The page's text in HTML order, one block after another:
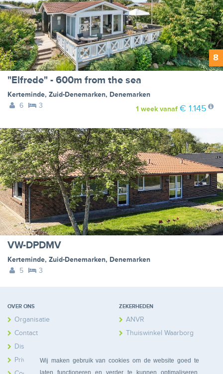
Wij maken gebruik van cookies om de website goed te
laten functioneren en verder te kunnen optimaliseren.
8
"Elfrede" - 600m from the sea
Kerteminde, Zuid-Denemarken, Denemarken
6
3 1 weekvanaf € 1.145
VW-DPDMV
Kerteminde, Zuid-Denemarken, Denemarken
5
3
OVER ONS
Organisatie
Contact
Disclaimer
Privacy
ZEKERHEDEN
ANVR
Thuiswinkel Waarborg